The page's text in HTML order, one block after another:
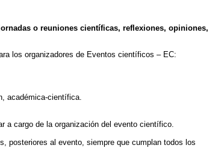
o reuniones científicas, reflexiones, opiniones,
los organizadores de Eventos científicos – EC:
académica-científica.
a cargo de la organización del evento científico.
posteriores al evento, siempre que cumplan todos los